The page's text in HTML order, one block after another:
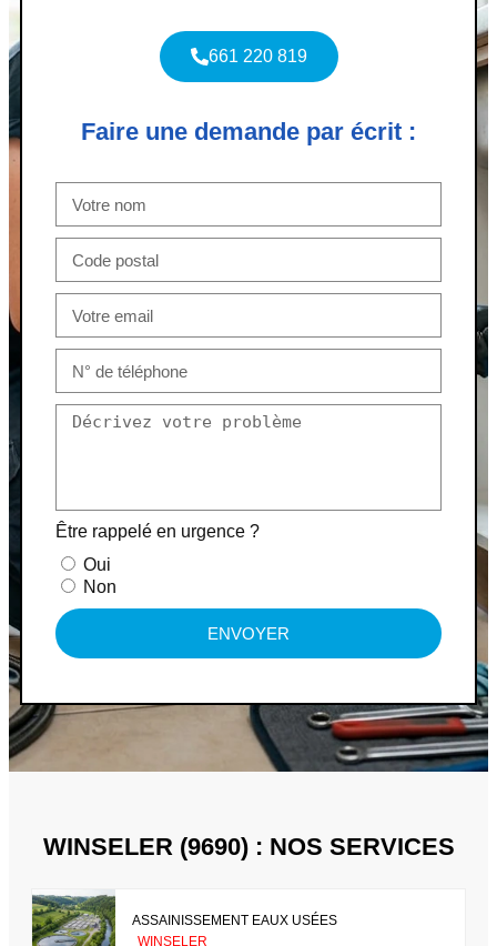
661 220 819
Faire une demande par écrit :
Être rappelé en urgence ?
Oui
Non
ENVOYER
WINSELER (9690) : NOS SERVICES
ASSAINISSEMENT EAUX USÉES
WINSELER